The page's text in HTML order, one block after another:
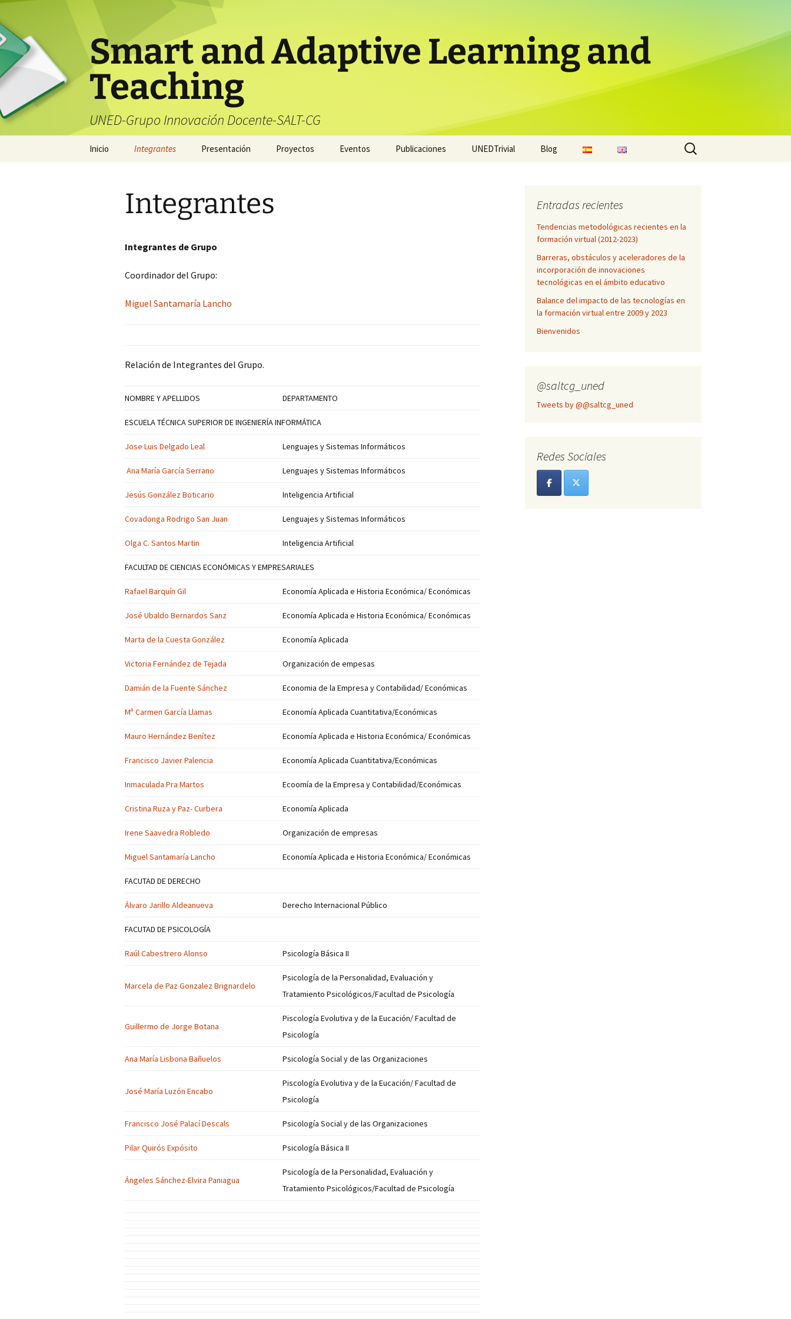
Saltar
al
contenido
Smart and Adaptive Learning and
Teaching
UNED-Grupo Innovación Docente-SALT-CG
Inicio Integrantes Presentación Proyectos Eventos Publicaciones UNEDTrivial
Funcionalidades para el
Blog
Buscar:
Integrantes
Integrantes de Grupo
Coordinador del Grupo:
Miguel Santamaría Lancho
Relación de Integrantes del Grupo.
NOMBRE Y APELLIDOS DEPARTAMENTO
ESCUELA TÉCNICA SUPERIOR DE INGENIERÍA INFORMÁTICA
Jose Luis Delgado Leal Lenguajes y Sistemas Informáticos
Ana María García Serrano Lenguajes y Sistemas Informáticos
Jesús González Boticario Inteligencia Artificial
Covadonga Rodrigo San Juan Lenguajes y Sistemas Informáticos
Olga C. Santos Martin Inteligencia Artificial
FACULTAD DE CIENCIAS ECONÓMICAS Y EMPRESARIALES
Rafael Barquín Gil Economía Aplicada e Historia Económica/ Económicas
José Ubaldo Bernardos Sanz Economía Aplicada e Historia Económica/ Económicas
Marta de la Cuesta González Economía Aplicada
Victoria Fernández de Tejada Organización de empesas
Damián de la Fuente Sánchez Economia de la Empresa y Contabilidad/ Económicas
Mª Carmen García Llamas Economía Aplicada Cuantitativa/Económicas
Mauro Hernández Benítez Economía Aplicada e Historia Económica/ Económicas
Francisco Javier Palencia Economía Aplicada Cuantitativa/Económicas
Inmaculada Pra Martos Ecoomía de la Empresa y Contabilidad/Económicas
Cristina Ruza y Paz- Curbera Economía Aplicada
Irene Saavedra Robledo Organización de empresas
Miguel Santamaría Lancho Economía Aplicada e Historia Económica/ Económicas
FACUTAD DE DERECHO
Álvaro Jarillo Aldeanueva Derecho Internacional Público
FACUTAD DE PSICOLOGÍA
Raúl Cabestrero Alonso Psicología Básica II
Marcela de Paz Gonzalez Brignardelo
Psicología de la Personalidad, Evaluación y
Tratamiento Psicológicos/Facultad de Psicología
Guillermo de Jorge Botana
Piscología Evolutiva y de la Eucación/ Facultad de
Psicología
Ana María Lisbona Bañuelos Psicología Social y de las Organizaciones
José María Luzón Encabo
Piscología Evolutiva y de la Eucación/ Facultad de
Psicología
Francisco José Palací Descals Psicología Social y de las Organizaciones
Pilar Quirós Expósito Psicología Básica II
Ángeles Sánchez-Elvira Paniagua
Psicología de la Personalidad, Evaluación y
Tratamiento Psicológicos/Facultad de Psicología
Entradas recientes
Tendencias metodológicas recientes en la
formación virtual (2012-2023)
Barreras, obstáculos y aceleradores de la
incorporación de innovaciones
tecnológicas en el ámbito educativo
Balance del impacto de las tecnologías en
la formación virtual entre 2009 y 2023
Bienvenidos
@saltcg_uned
Tweets by @@saltcg_uned
Redes Sociales